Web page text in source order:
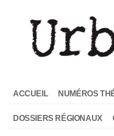
ACCUEIL NUMÉROS
DOSSIERS RÉGIONAUX